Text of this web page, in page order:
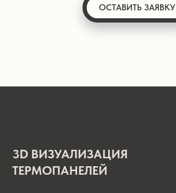
ОСТАВИТЬ ЗАЯВКУ
3D ВИЗУАЛИЗАЦИЯ
ТЕРМОПАНЕЛЕЙ